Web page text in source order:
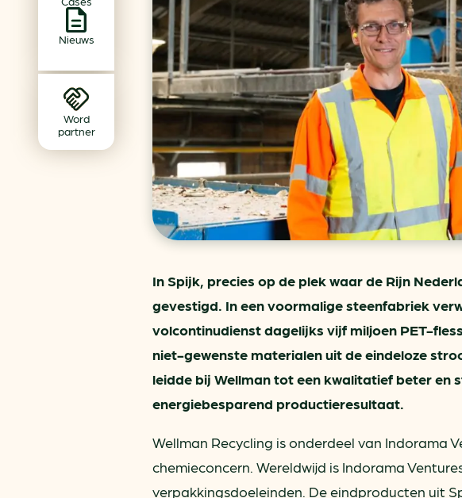
Nieuws
Word
partner
Achtergrond klimaatverandering
Beprijzing van CO2
Ondernemen zonder aardgas
Verduurzamen bedrijventerrein
Klimaattransitie op wijkniveau
In je
Op
In de
In Spijk, precies op de plek waar de Rijn
gevestigd. In een voormalige steenfabriek
volcontinudienst dagelijks vijf miljoen PET-
niet-gewenste materialen uit de eindeloze
leidde bij Wellman tot een kwalitatief beter en
energiebesparend productieresultaat.
Wellman Recycling is onderdeel van Indorama
chemieconcern. Wereldwijd is Indorama
verpakkingsdoeleinden. De eindproducten uit